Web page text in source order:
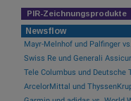
PIR-Zeichnungsprodukte
Newsflow
Mayr-Melnhof und Palfinger
Swiss Re und Generali
Tele Columbus und Deutsche
ArcelorMittal und